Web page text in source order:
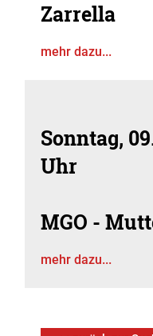
Zarrella
mehr dazu...
Sonntag,
Uhr
MGO -
mehr dazu...